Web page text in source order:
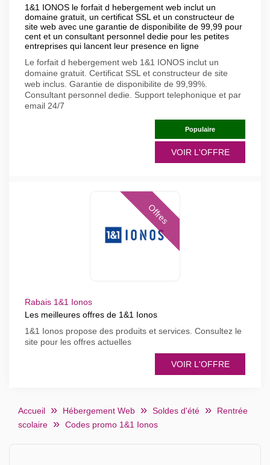
1&1 IONOS le forfait d hebergement web inclut un
domaine gratuit, un certificat SSL et un constructeur de
site web avec une garantie de disponibilite de 99,99 pour
cent et un consultant personnel dedie pour les petites
entreprises qui lancent leur presence en ligne
Le forfait d hebergement web 1&1 IONOS inclut un
domaine gratuit. Certificat SSL et constructeur de site
web inclus. Garantie de disponibilite de 99,99%.
Consultant personnel dedie. Support telephonique et par
email 24/7
Populaire
VOIR L'OFFRE
Offres
Rabais 1&1 Ionos
Les meilleures offres de 1&1 Ionos
1&1 Ionos propose des produits et services. Consultez le
site pour les offres actuelles
VOIR L'OFFRE
Accueil Hébergement Web Soldes d'été
Rentrée
scolaire
Codes promo 1&1 Ionos